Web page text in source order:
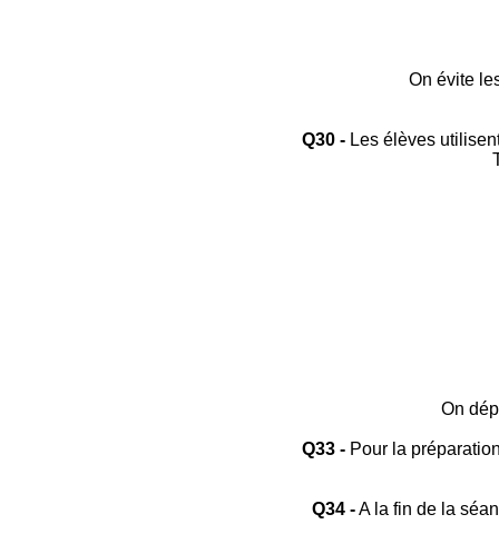
On évite
Q30 - Les élèves
On
Q33 - Pour la
Q34 -A la fin de la